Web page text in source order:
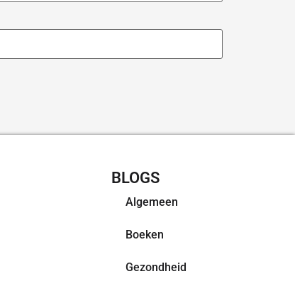
BLOGS
Algemeen
Boeken
Gezondheid